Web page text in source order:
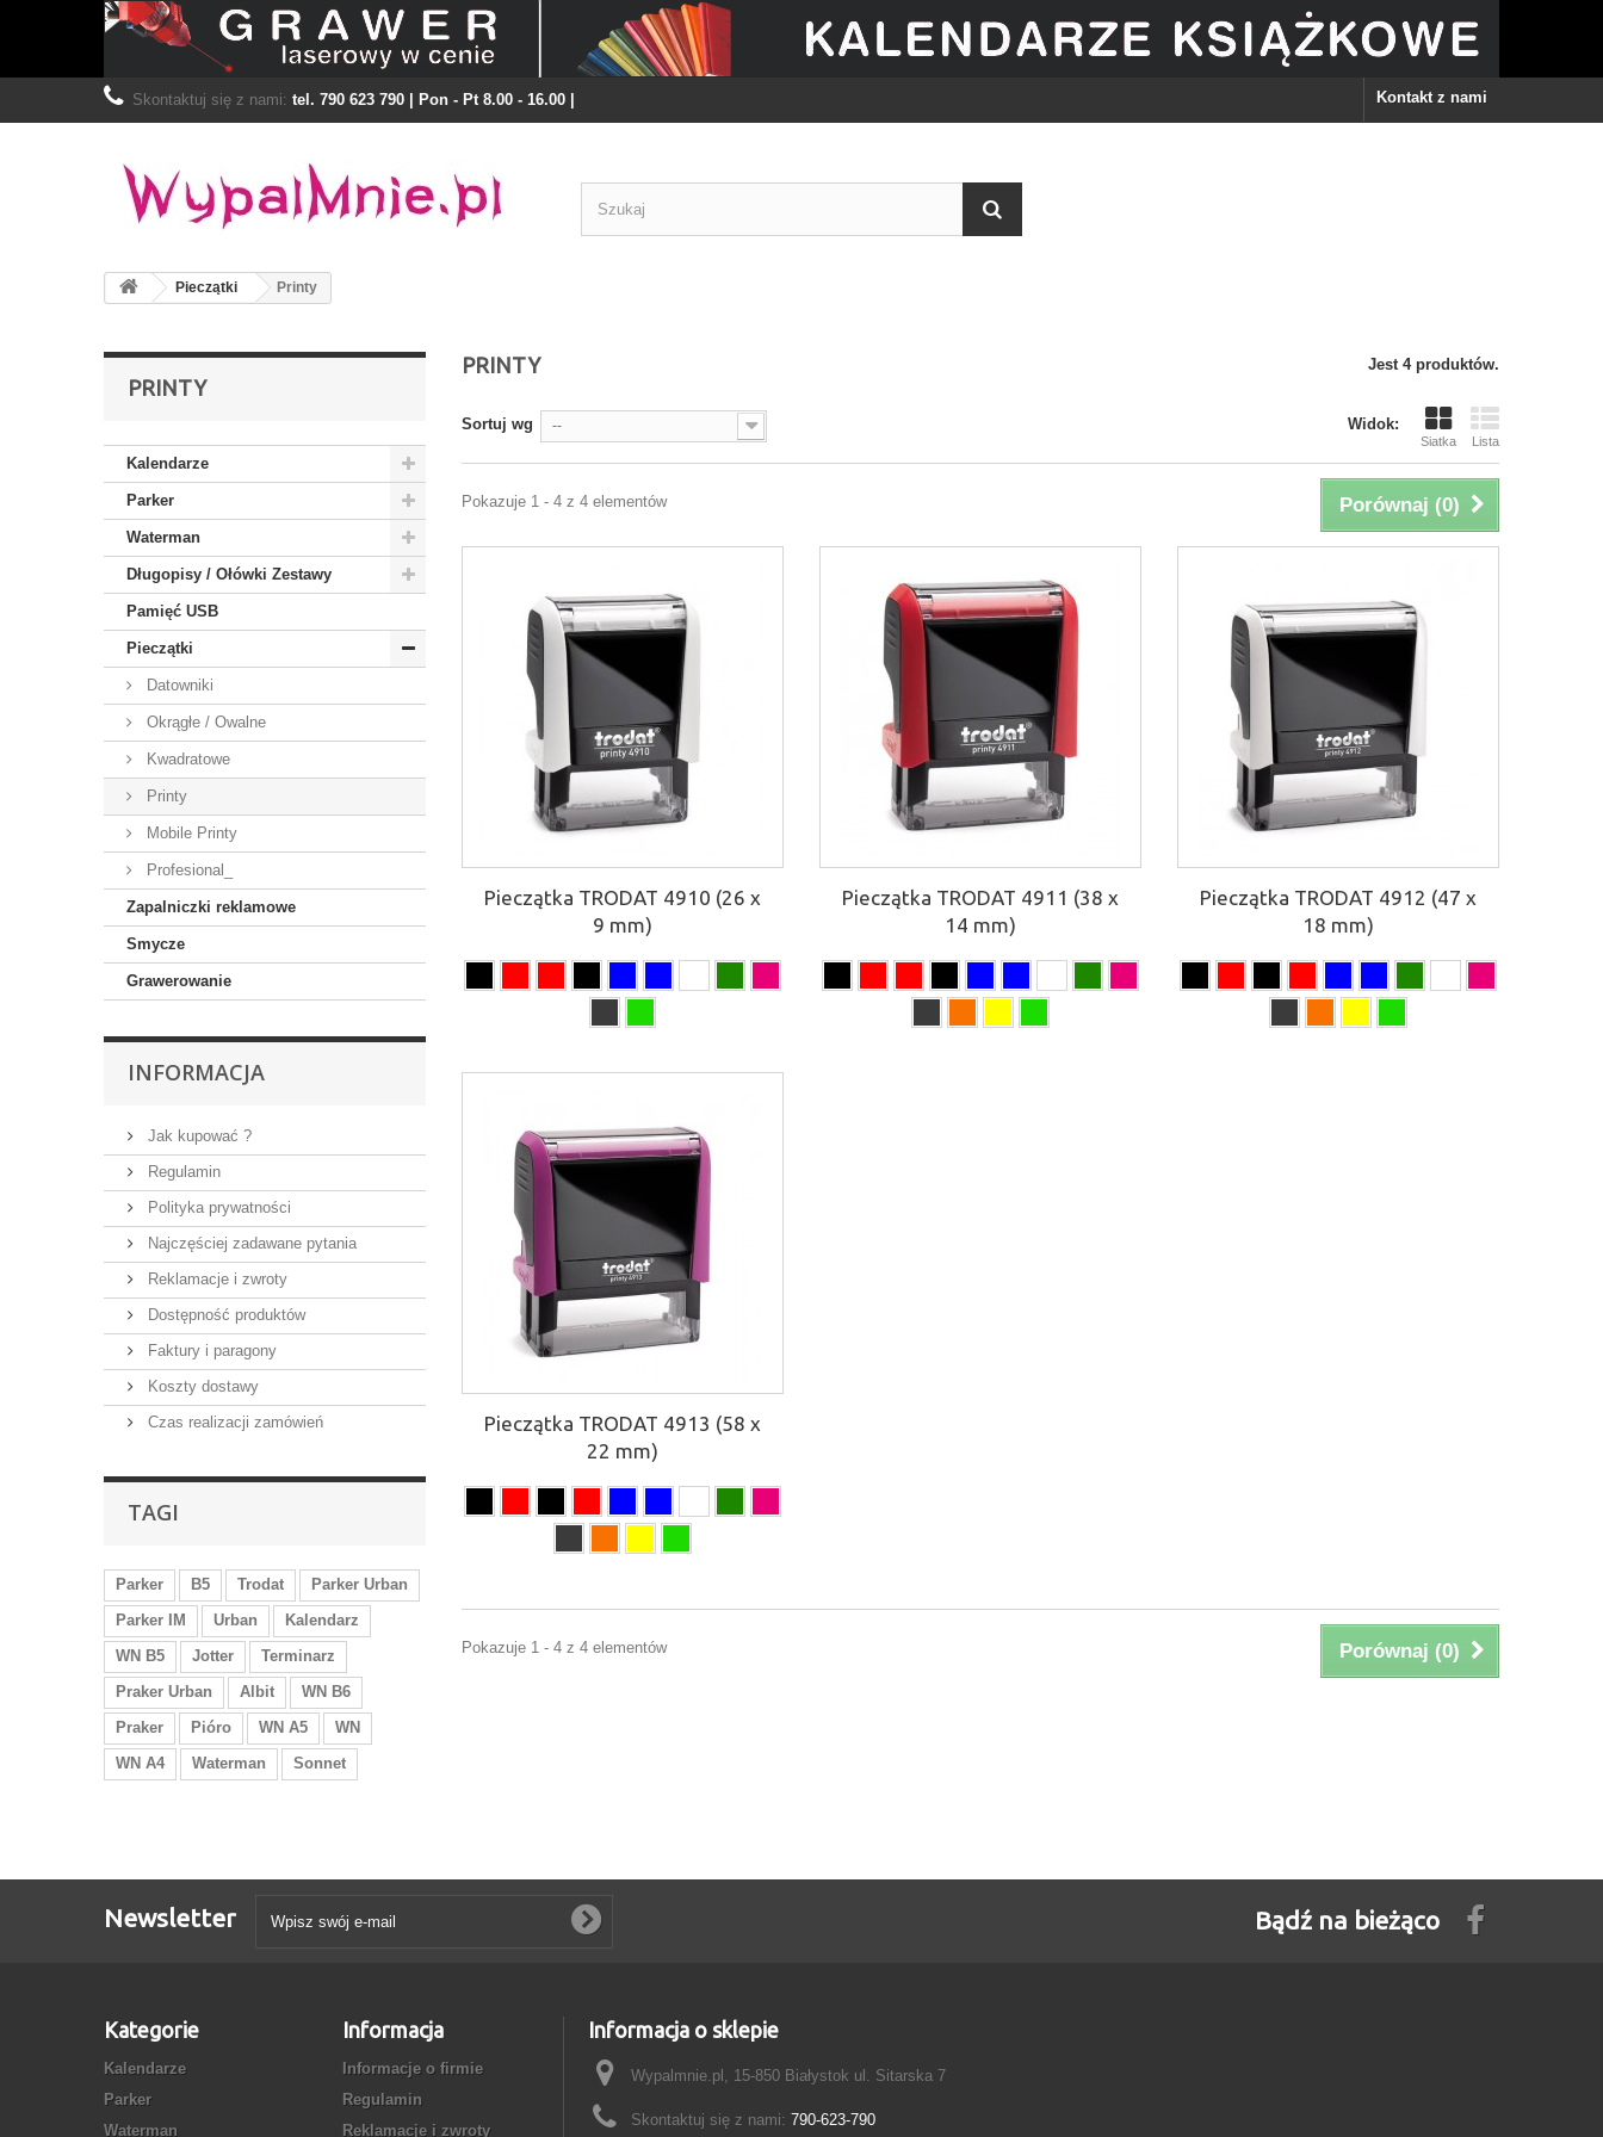
Kontakt z nami
Skontaktuj się z nami: tel. 790 623 790 | Pon - Pt 8.00 - 16.00 |
Pieczątki Printy
PRINTY
Kalendarze
Parker
Waterman
Długopisy / Ołówki Zestawy
Pamięć USB
Pieczątki
Datowniki
Okrągłe / Owalne
Kwadratowe
Printy
Mobile Printy
Profesional_
Zapalniczki reklamowe
Smycze
Grawerowanie
INFORMACJA
Jak kupować ?
Regulamin
Polityka prywatności
Najczęściej zadawane pytania
Reklamacje i zwroty
Dostępność produktów
Faktury i paragony
Koszty dostawy
Czas realizacji zamówień
TAGI
Parker B5 Trodat
Parker Urban
Parker IM
Urban
Kalendarz
WN B5
Jotter
Terminarz
Praker Urban
Albit
WN B6
Praker
Pióro WN A5
WN
WN A4
Waterman Sonnet
PRINTY Jest 4 produktów.
Widok:
Siatka Lista
Sortuj wg --
Porównaj (0)
Pokazuje 1 - 4 z 4 elementów
Pieczątka TRODAT 4910 (26 x
9 mm)
Pieczątka TRODAT 4911 (38 x
14 mm)
Pieczątka TRODAT 4912 (47 x
18 mm)
Pieczątka TRODAT 4913 (58 x
22 mm)
Porównaj (0)
Pokazuje 1 - 4 z 4 elementów
Newsletter Bądź na bieżąco
Kategorie
Kalendarze
Parker
Waterman
Informacja
Informacje o firmie
Regulamin
Reklamacje i zwroty
Informacja o sklepie
Wypalmnie.pl, 15-850 Białystok ul. Sitarska 7
Skontaktuj się z nami: 790-623-790